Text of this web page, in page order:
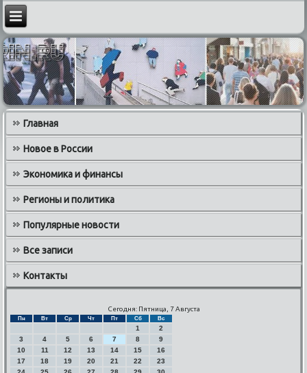
Главная
Новое в России
Экономика и финансы
Регионы и политика
Популярные новости
Все записи
Контакты
Сегодня: Пятница, 7 Августа
Пн Вт Ср Чт Пт Сб Вс
1
2
3
4 5 6 7 8
9
10
11 12 13 14 15
16
17
18 19 20 21 22
23